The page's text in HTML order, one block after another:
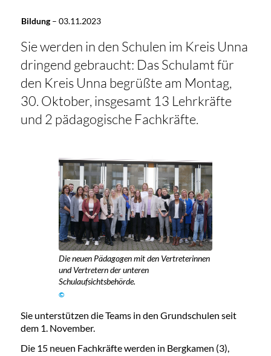
Bildung– 03.11.2023
Sie werden in den Schulen im Kreis Unna
dringend gebraucht: Das Schulamt für
den Kreis Unna begrüßte am Montag,
30. Oktober, insgesamt 13 Lehrkräfte
und 2 pädagogische Fachkräfte.
Die neuen Pädagogen mit den Vertreterinnen
und Vertretern der unteren
Schulaufsichtsbehörde.
©
Sie unterstützen die Teams in den Grundschulen seit
dem 1. November.
Die 15 neuen Fachkräfte werden in Bergkamen (3),